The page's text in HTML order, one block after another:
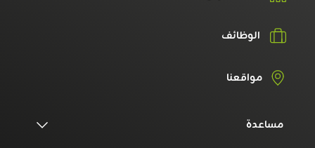
الوظائف
مواقعنا
مساعدة